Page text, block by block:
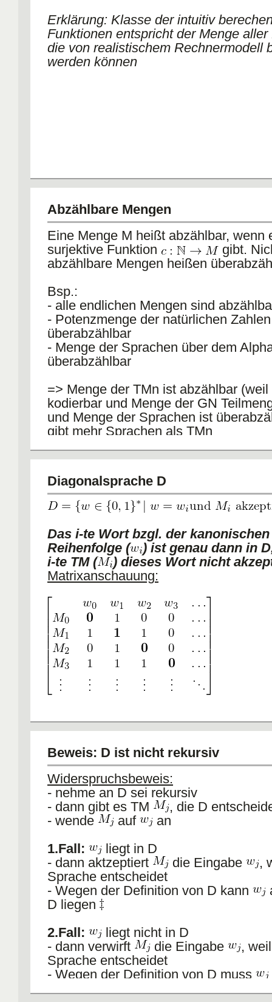
Erklärung: Klasse der intuitiv
Funktionen entspricht der Menge aller
die von realistischem Rechnermodell
werden können
Abzählbare Mengen
Eine Menge M heißt abzählbar, wenn
surjektive Funktion
gibt.
abzählbare Mengen heißen
Bsp.:
- alle endlichen Mengen sind
- Potenzmenge der natürlichen
überabzählbar
- Menge der Sprachen über dem
überabzählbar
=> Menge der TMn ist abzählbar
kodierbar und Menge der GN
und Menge der Sprachen ist
gibt mehr Sprachen als TMn
Diagonalsprache D
Das i-te Wort bzgl. der kanonischen
Reihenfolge (
) ist genau dann in
i-te TM (
) dieses Wort nicht
Matrixanschauung:
der Matrix ablesen:
Beweis: D ist nicht rekursiv
Widerspruchsbeweis:
- nehme an D sei rekursiv
- dann gibt es TM
, die D
- wende
auf
an
1.Fall:
liegt in D
- dann aktzeptiert
die Eingabe
,
Sprache entscheidet
- Wegen der Definition von D kann
D liegen
2.Fall:
liegt nicht in D
- dann verwirft
die Eingabe
,
Sprache entscheidet
- Wegen der Definition von D muss